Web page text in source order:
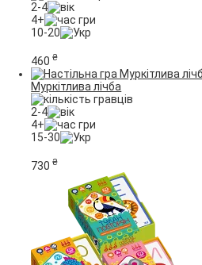
2-4
4+
10-20
460₴
Муркітлива лічба
2-4
4+
15-30
730₴